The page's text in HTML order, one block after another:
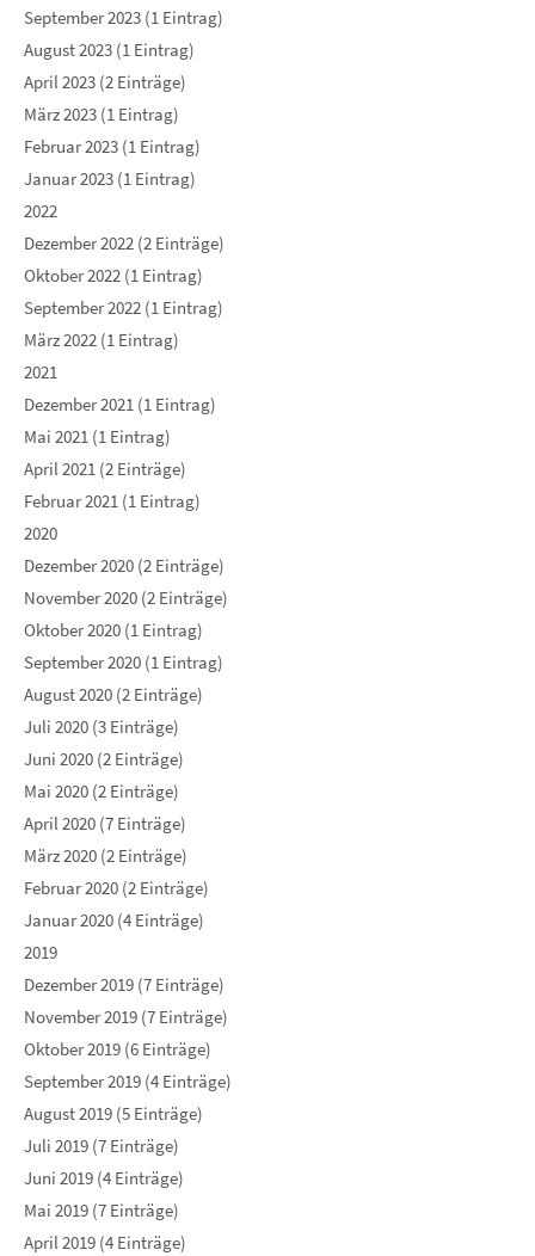
September 2023 (1 Eintrag)
August 2023 (1 Eintrag)
April 2023 (2 Einträge)
März 2023 (1 Eintrag)
Februar 2023 (1 Eintrag)
Januar 2023 (1 Eintrag)
2022
Dezember 2022 (2 Einträge)
Oktober 2022 (1 Eintrag)
September 2022 (1 Eintrag)
März 2022 (1 Eintrag)
2021
Dezember 2021 (1 Eintrag)
Mai 2021 (1 Eintrag)
April 2021 (2 Einträge)
Februar 2021 (1 Eintrag)
2020
Dezember 2020 (2 Einträge)
November 2020 (2 Einträge)
Oktober 2020 (1 Eintrag)
September 2020 (1 Eintrag)
August 2020 (2 Einträge)
Juli 2020 (3 Einträge)
Juni 2020 (2 Einträge)
Mai 2020 (2 Einträge)
April 2020 (7 Einträge)
März 2020 (2 Einträge)
Februar 2020 (2 Einträge)
Januar 2020 (4 Einträge)
2019
Dezember 2019 (7 Einträge)
November 2019 (7 Einträge)
Oktober 2019 (6 Einträge)
September 2019 (4 Einträge)
August 2019 (5 Einträge)
Juli 2019 (7 Einträge)
Juni 2019 (4 Einträge)
Mai 2019 (7 Einträge)
April 2019 (4 Einträge)